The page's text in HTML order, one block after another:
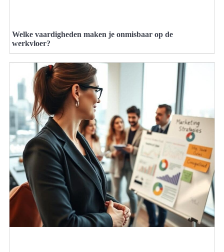
Welke vaardigheden maken je onmisbaar op de
werkvloer?